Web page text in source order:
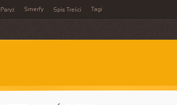
Paryż Smerfy Spis Treści Tagi